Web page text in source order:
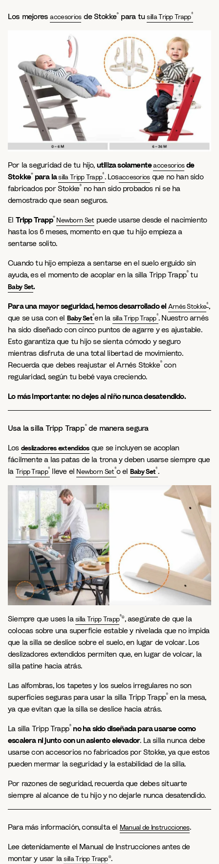
Los mejoresaccesoriosde Stokke® para tusilla Tripp Trapp®
Por la seguridad de tu hijo, utiliza solamenteaccesoriosde
Stokke® para lasilla Tripp Trapp®. Losaccesoriosque no han sido
fabricados por Stokke® no han sido probados ni se ha
demostrado que sean seguros.
El Tripp Trapp® Newborn Setpuede usarse desde el nacimiento
hasta los 6 meses, momento en que tu hijo empieza a
sentarse solito.
Cuando tu hijo empieza a sentarse en el suelo erguido sin
ayuda, es el momento de acoplar en la silla Tripp Trapp® tu
Baby Set.
Para una mayor seguridad, hemos desarrollado el Arnés Stokke®,
que se usa con el
Baby Set®en la silla Tripp Trapp®. Nuestro arnés
ha sido diseñado con cinco puntos de agarre y es ajustable.
Esto garantiza que tu hijo se sienta cómodo y seguro
mientras disfruta de una total libertad de movimiento.
Recuerda que debes reajustar el Arnés Stokke® con
regularidad, según tu bebé vaya creciendo.
Lo más importante: no dejes al niño nunca desatendido.
Usa la silla Tripp Trapp® de manera segura
Los deslizadores extendidosque se incluyen se acoplan
fácilmente a las patas de la trona y deben usarse siempre que
la
Tripp Trapp® lleve el Newborn Set®o el Baby Set®.
Siempre que uses la silla Tripp Trapp®®, asegúrate de que la
colocas sobre una superficie estable y nivelada que no impida
que la silla se deslice sobre el suelo, en lugar de volcar. Los
deslizadores extendidos permiten que, en lugar de volcar, la
silla patine hacia atrás.
Las alfombras, los tapetes y los suelos irregulares no son
superficies seguras para usar la silla Tripp Trapp® en la mesa,
ya que evitan que la silla se deslice hacia atrás.
La silla Tripp Trapp® no ha sido diseñada para usarse como
escalera ni junto con un asiento elevador. La silla nunca debe
usarse con accesorios no fabricados por Stokke, ya que estos
pueden mermar la seguridad y la estabilidad de la silla.
Por razones de seguridad, recuerda que debes situarte
siempre al alcance de tu hijo y no dejarle nunca desatendido.
Para más información, consulta el Manual de Instrucciones.
Lee detenidamente el Manual de Instrucciones antes de
montar y usar lasilla Tripp Trapp®.